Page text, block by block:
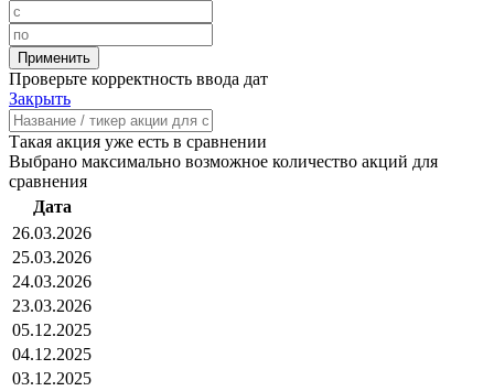
Проверьте корректность ввода дат
Закрыть
Такая акция уже есть в сравнении
Выбрано максимально возможное количество акций для
сравнения
Дата
26.03.2026
25.03.2026
24.03.2026
23.03.2026
05.12.2025
04.12.2025
03.12.2025